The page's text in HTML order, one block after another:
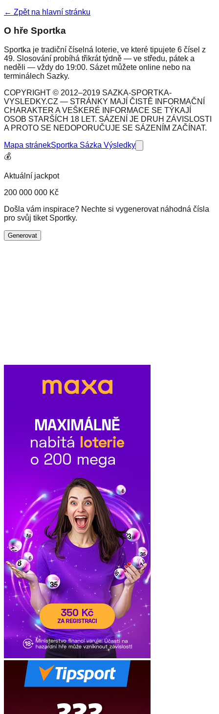
← Zpět na hlavní stránku
O hře Sportka
Sportka je tradiční číselná loterie, ve které tipujete 6 čísel z
49. Slosování probíhá třikrát týdně — ve středu, pátek a
neděli — vždy do 19:00. Sázet můžete online nebo na
terminálech Sazky.
COPYRIGHT © 2012–2019 SAZKA-SPORTKA-
VYSLEDKY.CZ — STRÁNKY MAJÍ ČISTĚ INFORMAČNÍ
CHARAKTER A VEŠKERÉ INFORMACE SE TÝKAJÍ
OSOB STARŠÍCH 18 LET. SÁZENÍ JE DRUH ZÁVISLOSTI
A PROTO SE NEDOPORUČUJE SE SÁZENÍM ZAČÍNAT.
Mapa stránekSportka Sázka Výsledky
💰
Aktuální jackpot
200 000 000 Kč
Došla vám inspirace? Nechte si vygenerovat náhodná čísla
pro svůj tiket Sportky.
Generovat